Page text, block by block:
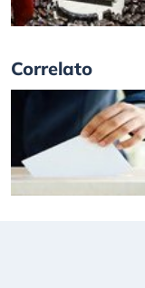
Correlato